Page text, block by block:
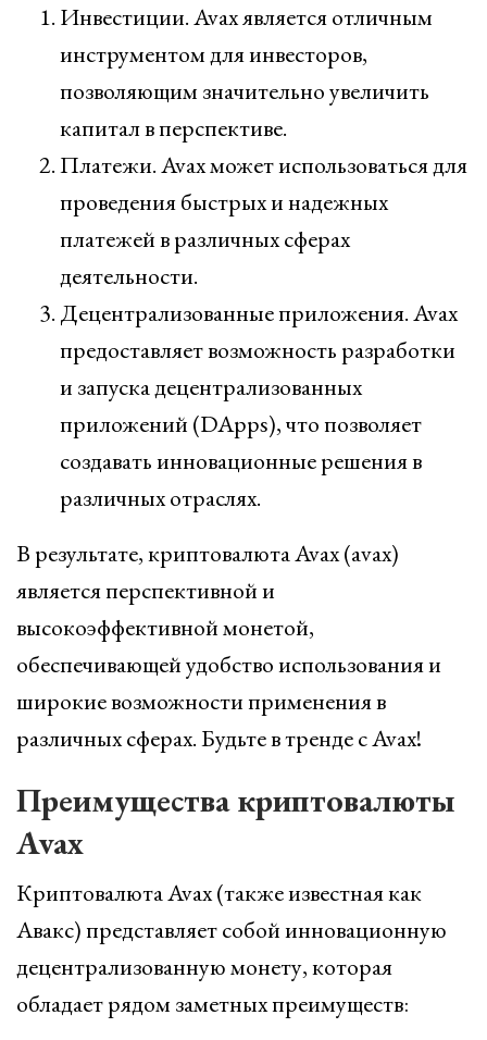
Инвестиции. Avax является отличным
инструментом для инвесторов,
позволяющим значительно увеличить
капитал в перспективе.
Платежи. Avax может использоваться для
проведения быстрых и надежных
платежей в различных сферах
деятельности.
Децентрализованные приложения. Avax
предоставляет возможность разработки
и запуска децентрализованных
приложений (DApps), что позволяет
создавать инновационные решения в
различных отраслях.
В результате, криптовалюта Avax (avax)
является перспективной и
высокоэффективной монетой,
обеспечивающей удобство использования и
широкие возможности применения в
различных сферах. Будьте в тренде с Avax!
Преимущества криптовалюты
Avax
Криптовалюта Avax (также известная как
Авакс) представляет собой инновационную
децентрализованную монету, которая
обладает рядом заметных преимуществ: